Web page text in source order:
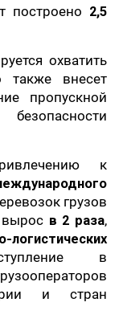
построено 2,5
охватить
внесет
пропускной
к
грузов
в 2 раза,
в
и стран